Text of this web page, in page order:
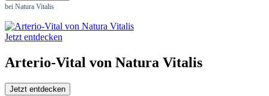
bei Natura Vitalis
Jetzt entdecken
Arterio-Vital von Natura Vitalis
Jetzt entdecken